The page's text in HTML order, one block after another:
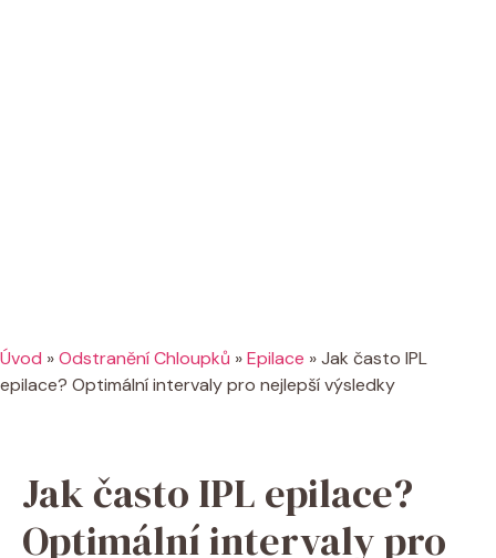
Úvod »Odstranění Chloupků »Epilace »Jak často IPL
epilace? Optimální intervaly pro nejlepší výsledky
Jak často IPL epilace?
Optimální intervaly pro